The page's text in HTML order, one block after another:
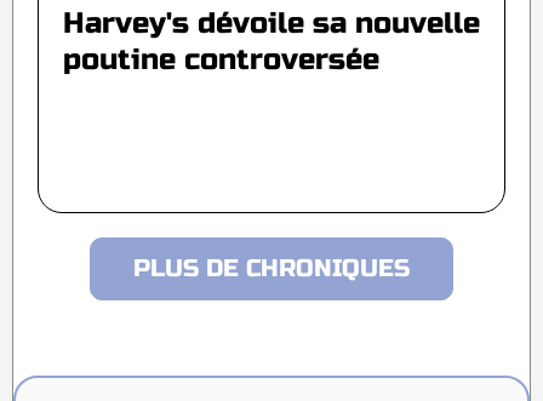
Harvey's dévoile sa nouvelle
poutine controversée
PLUS DE CHRONIQUES